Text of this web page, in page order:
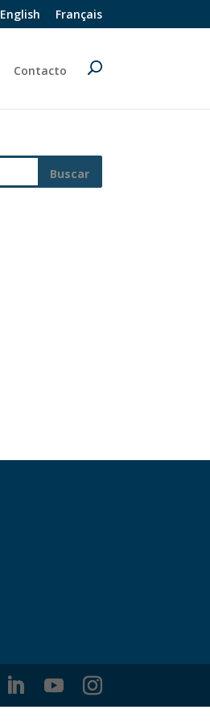
English Français
Contacto